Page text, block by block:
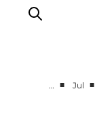
… ■ Jul ■